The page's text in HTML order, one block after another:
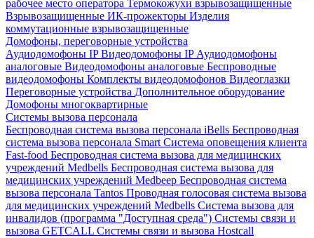
рабочее место оператора Термокожухи взрывозащищенные
Взрывозащищенные ИК-прожекторы Изделия
коммутационные взрывозащищенные
Домофоны, переговорные устройства
Аудиодомофоны IPВидеодомофоны IP Аудиодомофоны
аналоговые Видеодомофоны аналоговые Беспроводные
видеодомофоны Комплекты видеодомофонов Видеоглазки
Переговорные устройства Дополнительное оборудование
Домофоны многоквартирные
Системы вызова персонала
Беспроводная система вызова персонала iBells Беспроводная
система вызова персонала Smart Система оповещения клиента
Fast-food Беспроводная система вызова для медицинских
учреждений Medbells Беспроводная система вызова для
медицинских учреждений Medbeep Беспроводная система
вызова персонала Tantos Проводная голосовая система вызова
для медицинских учреждений Medbells Система вызова для
инвалидов (программа "Доступная среда") Системы связи и
вызова GETCALL Системы связи и вызова Hostcall